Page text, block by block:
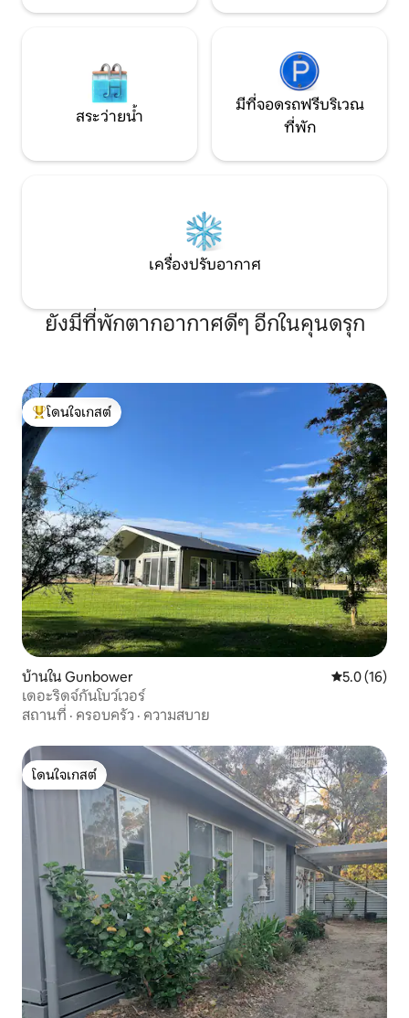
สระว่ายน้ำ
มีที่จอดรถฟรีบริเวณ
ที่พัก
เครื่องปรับอากาศ
ยังมีที่พักตากอากาศดีๆ อีกในคุนดรุก
โดนใจเกสต์ที่สุด
โดนใจเกสต์
บ้านใน Gunbower คะแนนเฉลี่ย
5.0 (16)
เดอะริดจ์กันโบว์เวอร์
สถานที่ · ครอบครัว · ความสบาย
โดนใจเกสต์
โดนใจเกสต์